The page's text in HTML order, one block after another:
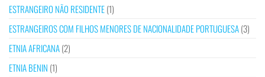
ESTRANGEIRO NÃO RESIDENTE(1)
ESTRANGEIROS COM FILHOS MENORES DE NACIONALIDADE PORTUGUESA(3)
ETNIA AFRICANA(2)
ETNIA BENIN (1)